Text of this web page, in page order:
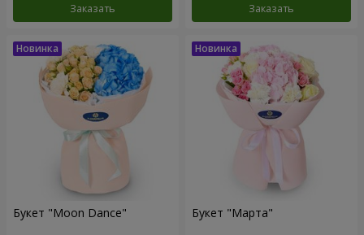
Заказать Заказать
Букет "Moon Dance" Букет "Марта"